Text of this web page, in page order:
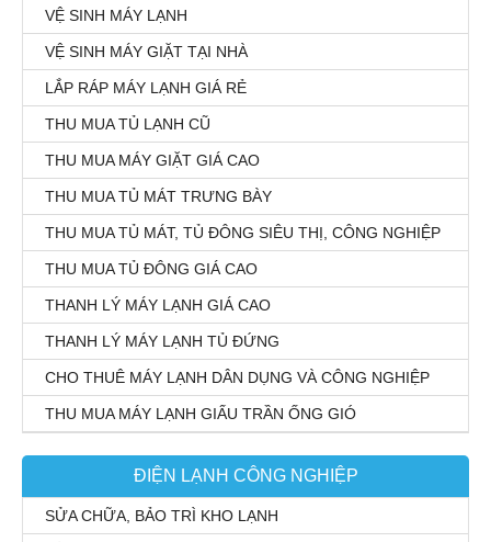
VỆ SINH MÁY LẠNH
VỆ SINH MÁY GIẶT TẠI NHÀ
LẮP RÁP MÁY LẠNH GIÁ RẺ
THU MUA TỦ LẠNH CŨ
THU MUA MÁY GIẶT GIÁ CAO
THU MUA TỦ MÁT TRƯNG BÀY
THU MUA TỦ MÁT, TỦ ĐÔNG SIÊU THỊ, CÔNG NGHIỆP
THU MUA TỦ ĐÔNG GIÁ CAO
THANH LÝ MÁY LẠNH GIÁ CAO
THANH LÝ MÁY LẠNH TỦ ĐỨNG
CHO THUÊ MÁY LẠNH DÂN DỤNG VÀ CÔNG NGHIỆP
THU MUA MÁY LẠNH GIẤU TRẦN ỐNG GIÓ
ĐIỆN LẠNH CÔNG NGHIỆP
SỬA CHỮA, BẢO TRÌ KHO LẠNH